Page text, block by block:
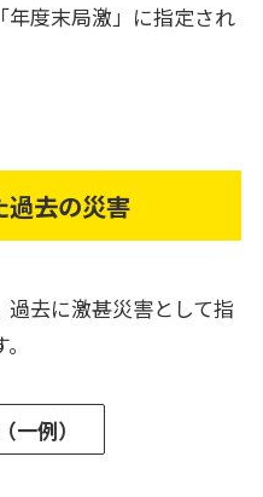
年度末局激」に指定され
過去の災害
去に激甚災害として指
例）